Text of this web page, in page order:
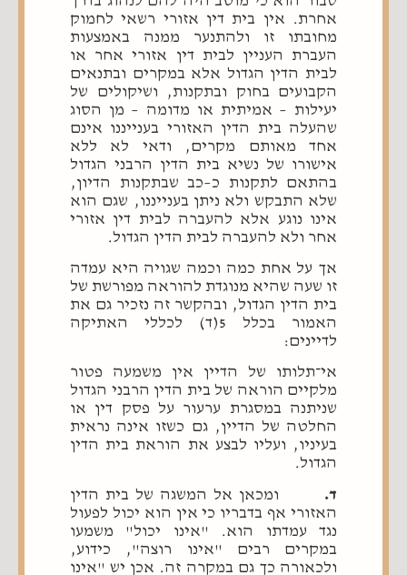
אחרת. אין בית דין אזורי רשאי לחמוק
מחובתו זו ולהתנער ממנה באמצעות
העברת העניין לבית דין אזורי אחר או
לבית הדין הגדול אלא במקרים ובתנאים
הקבועים בחוק ובתקנות, ושיקולים של
יעילות – אמיתית או מדומה – מן הסוג
שהעלה בית הדין האזורי בענייננו אינם
אחד מאותם מקרים, ודאי לא ללא
אישורו של נשיא בית הדין הרבני הגדול
בהתאם לתקנות כ–כב שבתקנות הדיון,
שלא התבקש ולא ניתן בענייננו, שגם הוא
אינו נוגע אלא להעברה לבית דין אזורי
אחר ולא להעברה לבית הדין הגדול.
אך על אחת כמה וכמה שגויה היא עמדה
זו שעה שהיא מנוגדת להוראה מפורשת של
בית הדין הגדול, ובהקשר זה נזכיר גם את
האמור בכלל 5(ד) לכללי האתיקה
לדיינים:
אי־תלותו של הדיין אין משמעה פטור
מלקיים הוראה של בית הדין הרבני הגדול
שניתנה במסגרת ערעור על פסק דין או
החלטה של הדיין, גם כשזו אינה נראית
בעיניו, ועליו לבצע את הוראת בית הדין
הגדול.
ד. ומכאן אל המשגה של בית הדין
האזורי אף בדבריו כי אין הוא יכול לפעול
נגד עמדתו הוא. "אינו יכול" משמעו
במקרים רבים "אינו רוצה", כידוע,
ולכאורה כך גם במקרה זה. אכן יש "אינו